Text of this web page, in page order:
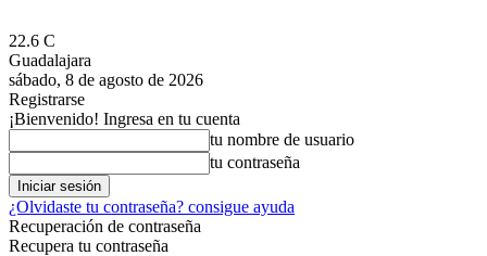
22.6 C
Guadalajara
sábado, 8 de agosto de 2026
Registrarse
¡Bienvenido! Ingresa en tu cuenta
tu nombre de usuario
tu contraseña
¿Olvidaste tu contraseña? consigue ayuda
Recuperación de contraseña
Recupera tu contraseña